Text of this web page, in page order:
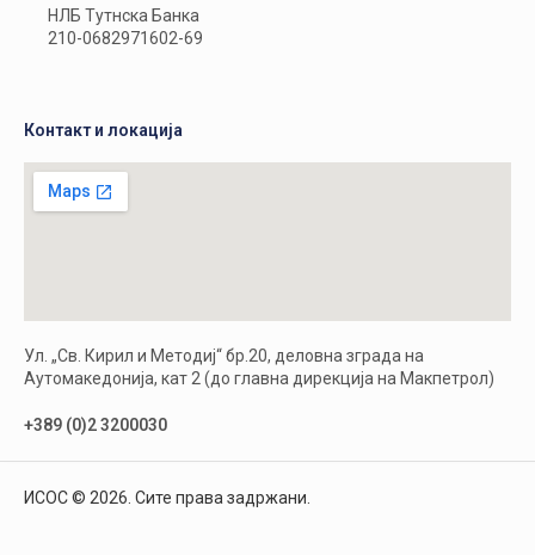
НЛБ Тутнска Банка
210-0682971602-69
Контакт и локација
Ул. „Св. Кирил и Методиј“ бр.20, деловна зграда на
Аутомакедонија, кат 2 (до главна дирекција на Макпетрол)
+389 (0)2 3200030
ИСОС © 2026. Сите права задржани.